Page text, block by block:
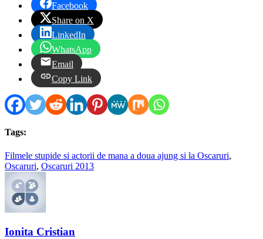
Facebook
Share on X
LinkedIn
WhatsApp
Email
Copy Link
Tags:
Filmele stupide si actorii de mana a doua ajung si la Oscaruri,
Oscaruri, Oscaruri 2013
Ionita Cristian